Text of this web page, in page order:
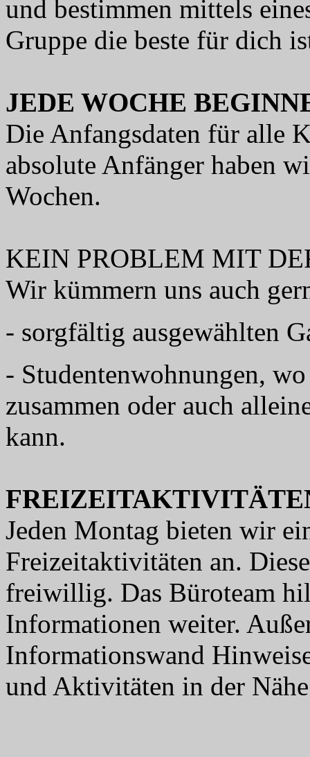
und bestimmen mittels
Gruppe die beste für dich
JEDE WOCHE
Die Anfangsdaten für alle
absolute Anfänger haben
Wochen.
KEIN PROBLEM MIT
Wir kümmern uns auch
- sorgfältig ausgewählten
- Studentenwohnungen,
zusammen oder auch
kann.
Jeden Montag bieten wir
Freizeitaktivitäten an.
freiwillig. Das Büroteam
Informationen weiter.
Informationswand
und Aktivitäten in der